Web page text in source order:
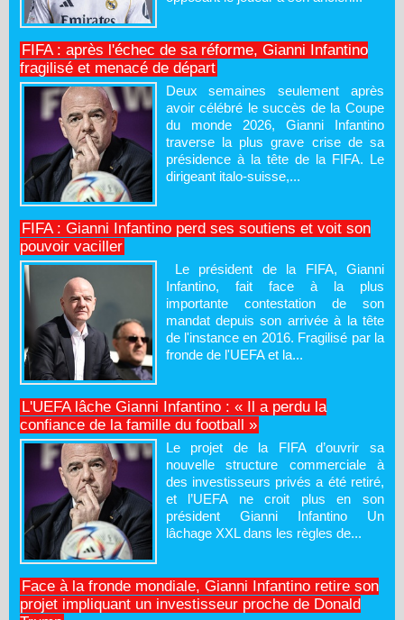
FIFA : après l'échec de sa réforme, Gianni Infantino
fragilisé et menacé de départ
Deux semaines seulement après
avoir célébré le succès de la Coupe
du monde 2026, Gianni Infantino
traverse la plus grave crise de sa
présidence à la tête de la FIFA. Le
dirigeant italo-suisse,...
FIFA : Gianni Infantino perd ses soutiens et voit son
pouvoir vaciller
Le président de la FIFA, Gianni
Infantino, fait face à la plus
importante contestation de son
mandat depuis son arrivée à la tête
de l'instance en 2016. Fragilisé par la
fronde de l'UEFA et la...
L'UEFA lâche Gianni Infantino : « Il a perdu la
confiance de la famille du football »
Le projet de la FIFA d’ouvrir sa
nouvelle structure commerciale à
des investisseurs privés a été retiré,
et l’UEFA ne croit plus en son
président Gianni Infantino Un
lâchage XXL dans les règles de...
Face à la fronde mondiale, Gianni Infantino retire son
projet impliquant un investisseur proche de Donald